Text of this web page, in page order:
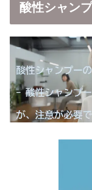
酸性シャン